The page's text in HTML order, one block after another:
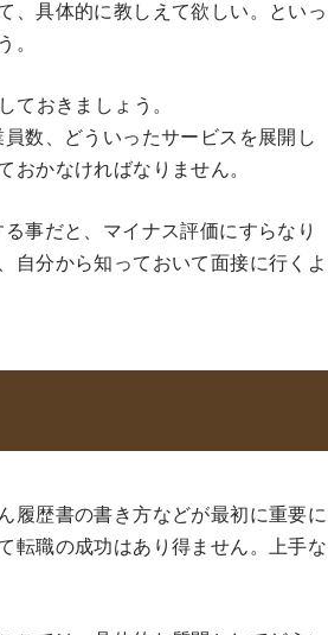
、具体的に教しえて欲しい。といっ
。
ておきましょう。
数、どういったサービスを展開し
おかなければなりません。
事だと、マイナス評価にすらなり
自分から知っておいて面接に行くよ
履歴書の書き方などが最初に重要に
転職の成功はあり得ません。上手な